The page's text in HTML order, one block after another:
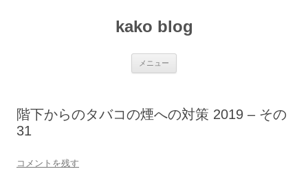
kako blog
メニュー
階下からのタバコの煙への対策 2019 – その
31
コメントを残す